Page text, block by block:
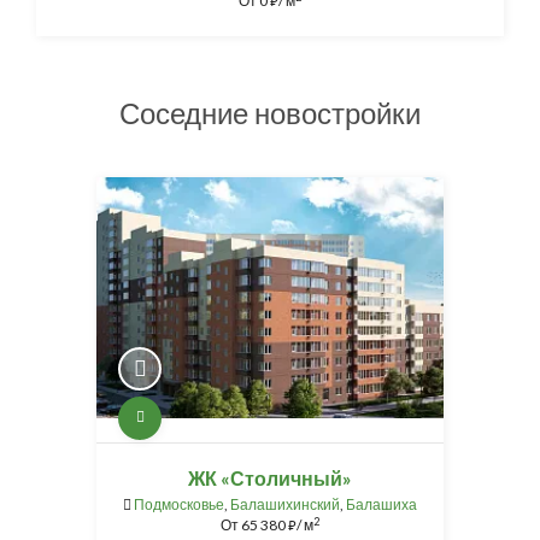
Соседние новостройки
ЖК «Столичный»
Подмосковье, Балашихинский, Балашиха
От 65 380⃏/ м2